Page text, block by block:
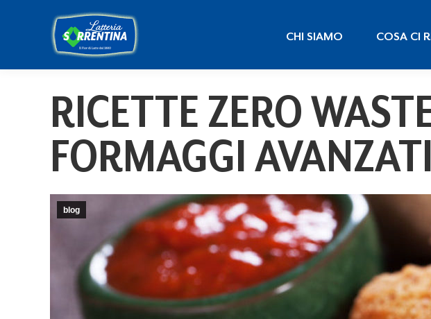
CHI SIAMO COSA CI
RICETTE ZERO
FORMAGGI AVANZATI
blog